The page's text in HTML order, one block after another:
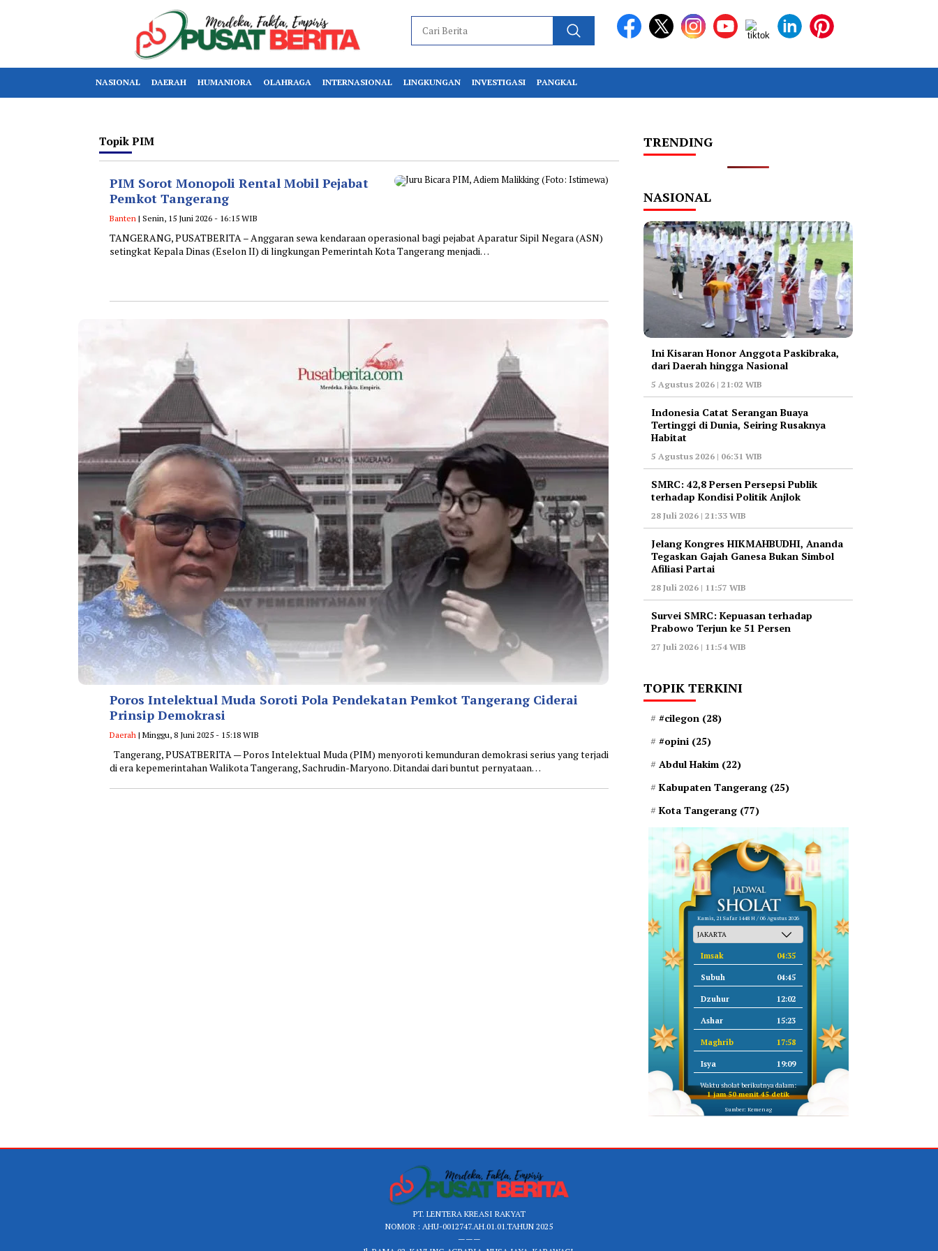
NASIONAL DAERAH HUMANIORA OLAHRAGA INTERNASIONAL LINGKUNGAN INVESTIGASI PANGKAL
Topik PIM
PIM Sorot Monopoli Rental Mobil Pejabat
Pemkot Tangerang
Banten | Senin, 15 Juni 2026 - 16:15 WIB
TANGERANG, PUSATBERITA – Anggaran sewa kendaraan operasional bagi pejabat Aparatur Sipil Negara (ASN)
setingkat Kepala Dinas (Eselon II) di lingkungan Pemerintah Kota Tangerang menjadi…
Poros Intelektual Muda Soroti Pola Pendekatan Pemkot Tangerang Ciderai
Prinsip Demokrasi
Daerah | Minggu, 8 Juni 2025 - 15:18 WIB
Tangerang, PUSATBERITA — Poros Intelektual Muda (PIM) menyoroti kemunduran demokrasi serius yang terjadi
di era kepemerintahan Walikota Tangerang, Sachrudin-Maryono. Ditandai dari buntut pernyataan…
TRENDING
NASIONAL
Ini Kisaran Honor Anggota Paskibraka,
dari Daerah hingga Nasional
5 Agustus 2026 | 21:02 WIB
Indonesia Catat Serangan Buaya
Tertinggi di Dunia, Seiring Rusaknya
Habitat
5 Agustus 2026 | 06:31 WIB
‎SMRC: 42,8 Persen Persepsi Publik
terhadap Kondisi Politik Anjlok
28 Juli 2026 | 21:33 WIB
‎Jelang Kongres HIKMAHBUDHI, Ananda
Tegaskan Gajah Ganesa Bukan Simbol
Afiliasi Partai
28 Juli 2026 | 11:57 WIB
‎Survei SMRC: Kepuasan terhadap
Prabowo Terjun ke 51 Persen
27 Juli 2026 | 11:54 WIB
TOPIK TERKINI
#cilegon (28)
#opini (25)
Abdul Hakim (22)
Kabupaten Tangerang (25)
Kota Tangerang (77)
Kamis, 21 Safar 1448 H / 06 Agustus 2026
Imsak 04:35
Subuh 04:45
Dzuhur 12:02
Ashar 15:23
Maghrib 17:58
Isya 19:09
Waktu sholat berikutnya dalam:
1 jam 50 menit 44 detik
Sumber: Kemenag
PT. LENTERA KREASI RAKYAT
NOMOR : AHU-0012747.AH.01.01.TAHUN 2025
———